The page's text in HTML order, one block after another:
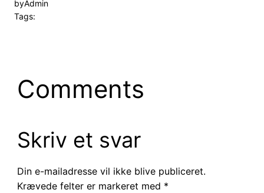
byAdmin
Tags:
Comments
Skriv et svar
Din e-mailadresse vil ikke blive publiceret.
Krævede felter er markeret med *